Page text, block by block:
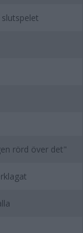
rörd över det"